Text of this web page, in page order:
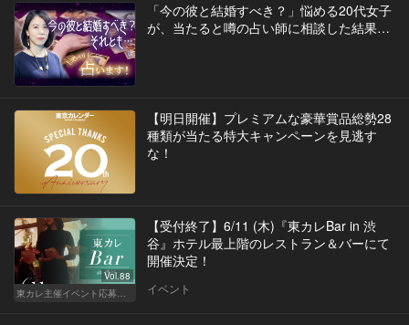
「今の彼と結婚すべき？」悩める20代女子
が、当たると噂の占い師に相談した結果…
【明日開催】プレミアムな豪華賞品総勢28
種類が当たる特大キャンペーンを見逃す
な！
Vol.88
東カレ主催イベント応募詳細記事一覧
【受付終了】6/11 (木)『東カレBar in 渋
谷』ホテル最上階のレストラン＆バーにて
開催決定！
イベント